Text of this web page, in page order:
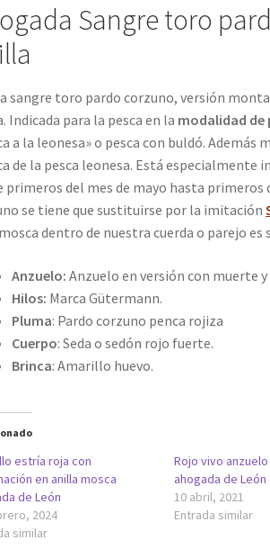
Sangre toro
sangre toro pardo corzuno, versión
Indicada para la pesca en la modalidad de
a la leonesa» o pesca con buldó. Además
de la pesca leonesa. Está especialmente
primeros del mes de mayo hasta
se tiene que sustituirse por la imitación
dentro de nuestra cuerda o parejo es
Anzuelo: Anzuelo en versión con muerte
Hilos: Marca Gütermann.
Pluma: Pardo corzuno penca rojiza
Cuerpo: Seda o sedón rojo fuerte.
Brinca: Amarillo huevo.
estría roja con
en anilla mosca
de León
2024
similar
Rojo vivo
ahogada de León
10 abril, 2021
Entrada similar